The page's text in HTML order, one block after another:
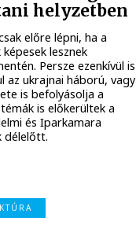
helyzetben
előre lépni, ha a
lesznek
Persze ezenkívül is
az ukrajnai háború, vagy
is befolyásolja a
is előkerültek a
és Iparkamara
délelőtt.